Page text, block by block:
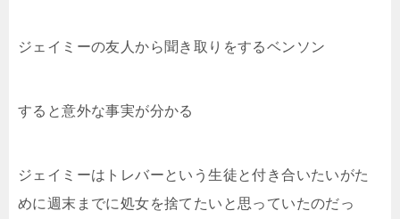
ジェイミーの友人から聞き取りをするベンソン
すると意外な事実が分かる
ジェイミーはトレバーという生徒と付き合いたいがた
めに週末までに処女を捨てたいと思っていたのだっ